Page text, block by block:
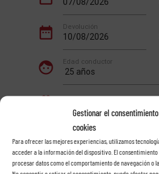
Gestionar el
cookies
Para ofrecer las mejores experiencias, utilizamos
acceder a la información del dispositivo. El
procesar datos como el comportamiento de navegación o